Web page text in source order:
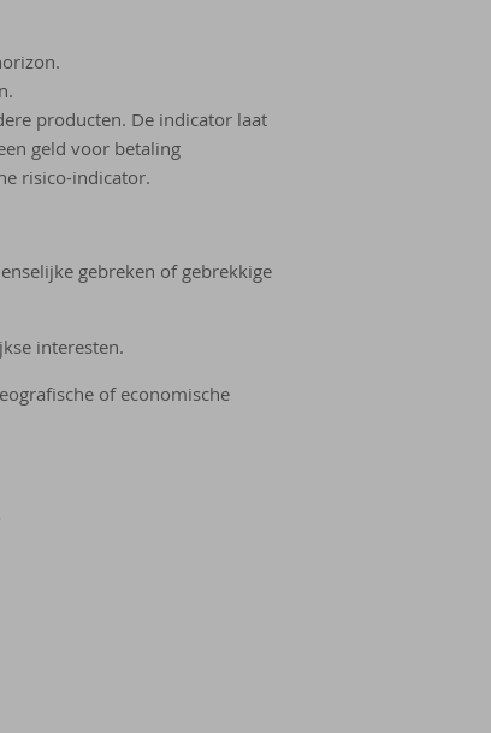
producten. De indicator laat
geld voor betaling
risico-indicator.
gebreken of gebrekkige
interesten.
of economische